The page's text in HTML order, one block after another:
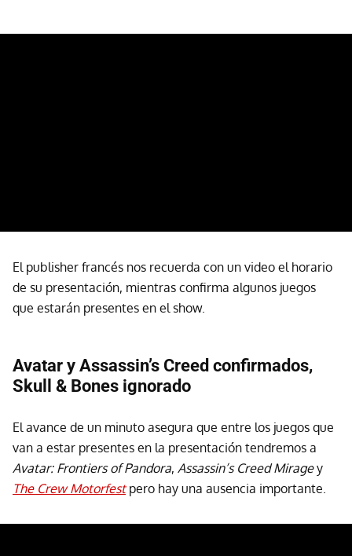
El publisher francés nos recuerda con un video el horario
de su presentación, mientras confirma algunos juegos
que estarán presentes en el show.
Avatar y Assassin’s Creed confirmados,
Skull & Bones ignorado
El avance de un minuto asegura que entre los juegos que
van a estar presentes en la presentación tendremos a
Avatar: Frontiers of Pandora, Assassin’s Creed Miragey
The Crew Motorfestpero hay una ausencia importante.